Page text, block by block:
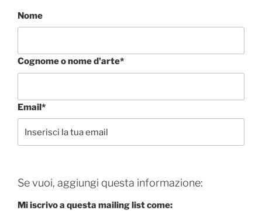
Nome
Cognome o nome d'arte*
Email*
Se vuoi, aggiungi questa informazione:
Mi iscrivo a questa mailing list come: